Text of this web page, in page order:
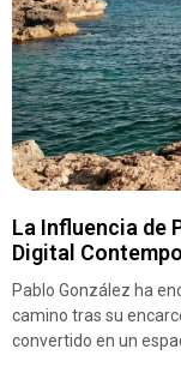
La Influencia de
Digital
Pablo González ha
camino tras su
convertido en un